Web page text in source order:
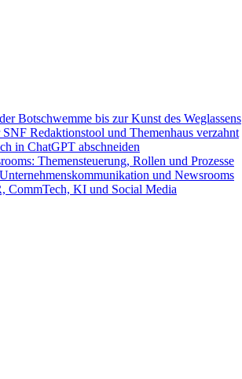
Botschwemme bis zur Kunst des Weglassens
Redaktionstool und Themenhaus verzahnt
in ChatGPT abschneiden
Themensteuerung, Rollen und Prozesse
und Newsrooms
CommTech, KI und Social Media